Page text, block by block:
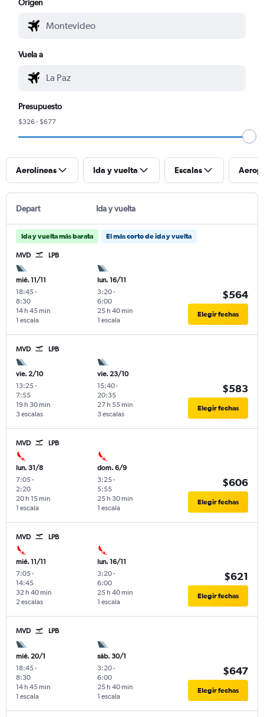
Origen
Vuela a
Presupuesto
$326 - $677
Aerolíneas Ida y vuelta Escalas
Depart Ida y vuelta
Ida y vuelta más barata El más corto de ida y vuelta
MVD LPB
mié. 11/11
18:45-
8:30
1 escala
14 h 45 min
lun. 16/11
3:20-
6:00
1 escala
25 h 40 min
$564
Elegir fechas
MVD LPB
vie. 2/10
13:25-
7:55
3 escalas
19 h 30 min
vie. 23/10
15:40-
20:35
3 escalas
27 h 55 min
$583
Elegir fechas
MVD LPB
lun. 31/8
7:05-
2:20
1 escala
20 h 15 min
dom. 6/9
3:25-
5:55
1 escala
25 h 30 min
$606
Elegir fechas
MVD LPB
mié. 11/11
7:05-
14:45
2 escalas
32 h 40 min
lun. 16/11
3:20-
6:00
1 escala
25 h 40 min
$621
Elegir fechas
MVD LPB
mié. 20/1
18:45-
8:30
1 escala
14 h 45 min
sáb. 30/1
3:20-
6:00
1 escala
25 h 40 min
$647
Elegir fechas